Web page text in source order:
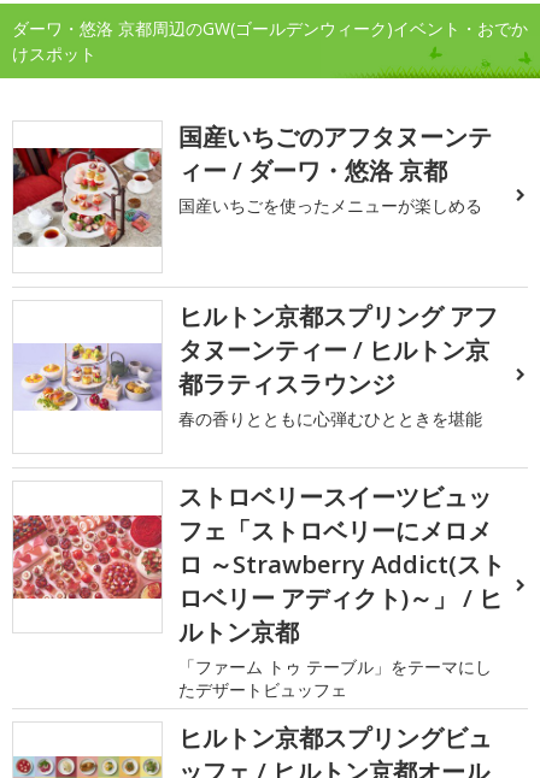
ダーワ・悠洛 京都周辺のGW(ゴールデンウィーク)イベント・おでか
けスポット
国産いちごのアフタヌーンテ
ィー / ダーワ・悠洛 京都
国産いちごを使ったメニューが楽しめる
ヒルトン京都スプリング アフ
タヌーンティー / ヒルトン京
都ラティスラウンジ
春の香りとともに心弾むひとときを堪能
ストロベリースイーツビュッ
フェ「ストロベリーにメロメ
ロ ～Strawberry Addict(スト
ロベリー アディクト)～」 / ヒ
ルトン京都
「ファーム トゥ テーブル」をテーマにし
たデザートビュッフェ
ヒルトン京都スプリングビュ
ッフェ / ヒルトン京都オール